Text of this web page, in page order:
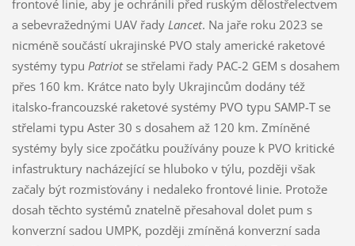
frontové linie, aby je ochránili před ruským dělostřelectvem
a sebevražednými UAV řady Lancet. Na jaře roku 2023 se
nicméně součástí ukrajinské PVO staly americké raketové
systémy typu Patriot se střelami řady PAC-2 GEM s dosahem
přes 160 km. Krátce nato byly Ukrajincům dodány též
italsko-francouzské raketové systémy PVO typu SAMP-T se
střelami typu Aster 30 s dosahem až 120 km. Zmíněné
systémy byly sice zpočátku používány pouze k PVO kritické
infastruktury nacházející se hluboko v týlu, později však
začaly být rozmisťovány i nedaleko frontové linie. Protože
dosah těchto systémů znatelně přesahoval dolet pum s
konverzní sadou UMPK, později zmíněná konverzní sada